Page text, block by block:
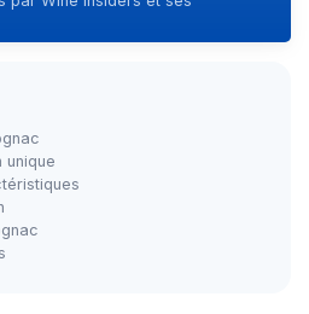
unique